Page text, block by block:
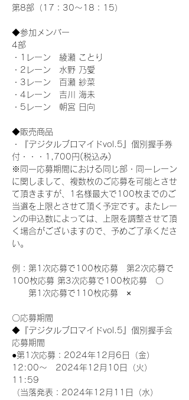
第8部（17：30～18：15）
◆参加メンバー
4部
・1レーン　綾瀬 ことり
・2レーン　水野 乃愛
・3レーン　百瀬 紗菜
・4レーン　吉川 海未
・5レーン　朝宮 日向
◆販売商品
・『デジタルブロマイドvol.5』個別握手券
付・・・1,700円(税込み)
※同一応募期間における同じ部・同一レーン
に関しまして、複数枚のご応募を可能とさせ
て頂きますが、1名様最大で100枚までのご
当選を上限とさせて頂く予定です。またレー
ンの申込数によっては、上限を調整させて頂
く場合がございますので、予めご了承くださ
い。
例：第1次応募で100枚応募　第2次応募で
100枚応募 第3次応募で100枚応募　〇
第1次応募で110枚応募　×
〇応募期間
◆『デジタルブロマイドvol.5』個別握手会
応募期間
●第1次応募：2024年12月6日（金）
12:00～　2024年12月10日（火）
11:59
（当落発表：2024年12月11日（水）